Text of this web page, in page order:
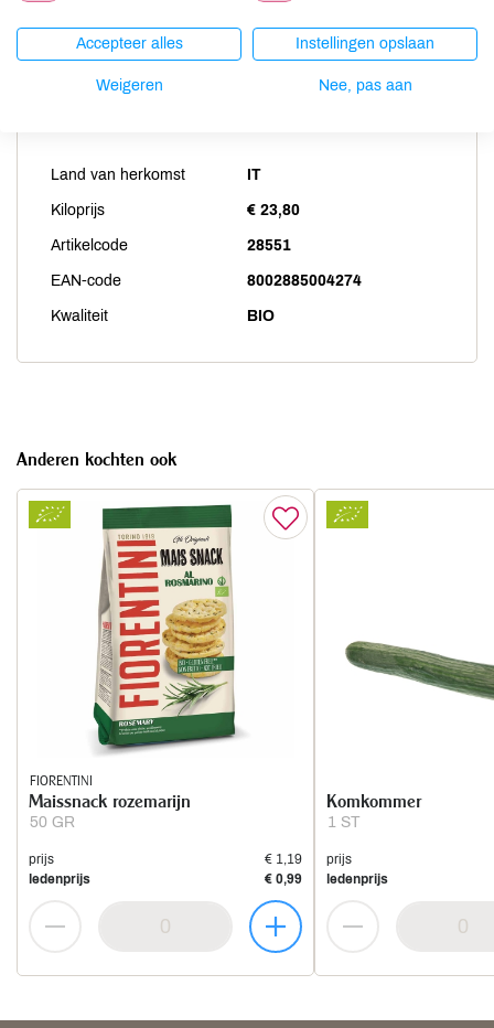
Land van herkomst IT
Kiloprijs € 23,80
Artikelcode 28551
EAN-code 8002885004274
Kwaliteit BIO
Anderen kochten ook
FIORENTINI
50 GR
Maissnack rozemarijn
prijs
€ 1,19
ledenprijs
€ 0,99
1 ST
Komkommer
prijs
ledenprijs
Accepteer alles Instellingen opslaan
Weigeren Nee, pas aan